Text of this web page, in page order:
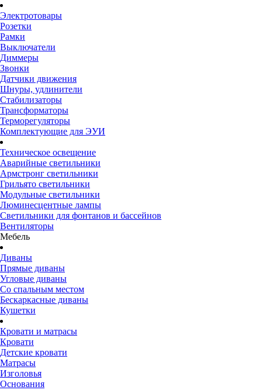
Электротовары
Розетки
Рамки
Выключатели
Диммеры
Звонки
Датчики движения
Шнуры, удлинители
Стабилизаторы
Трансформаторы
Терморегуляторы
Комплектующие для ЭУИ
Техническое освещение
Аварийные светильники
Армстронг светильники
Грильято светильники
Модульные светильники
Люминесцентные лампы
Светильники для фонтанов и бассейнов
Вентиляторы
Мебель
Диваны
Прямые диваны
Угловые диваны
Со спальным местом
Бескаркасные диваны
Кушетки
Кровати и матрасы
Кровати
Детские кровати
Матрасы
Изголовья
Основания